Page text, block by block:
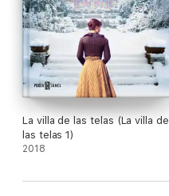
La villa de las telas (La villa de
las telas 1)
2018